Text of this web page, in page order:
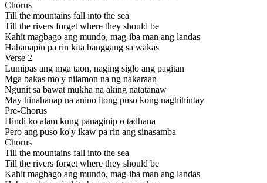
Chorus
Till the mountains fall into the sea
Till the rivers forget where they should be
Kahit magbago ang mundo, mag-iba man ang landas
Hahanapin pa rin kita hanggang sa wakas
Verse 2
Lumipas ang mga taon, naging siglo ang pagitan
Mga bakas mo'y nilamon na ng nakaraan
Ngunit sa bawat mukha na aking natatanaw
May hinahanap na anino itong puso kong naghihintay
Pre-Chorus
Hindi ko alam kung panaginip o tadhana
Pero ang puso ko'y ikaw pa rin ang sinasamba
Chorus
Till the mountains fall into the sea
Till the rivers forget where they should be
Kahit magbago ang mundo, mag-iba man ang landas